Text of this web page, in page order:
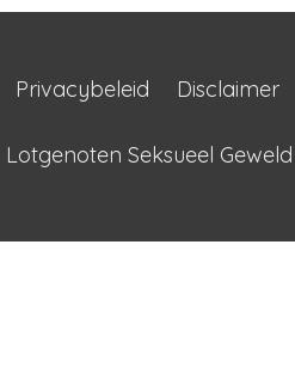
Privacybeleid Disclaimer
Lotgenoten Seksueel Geweld